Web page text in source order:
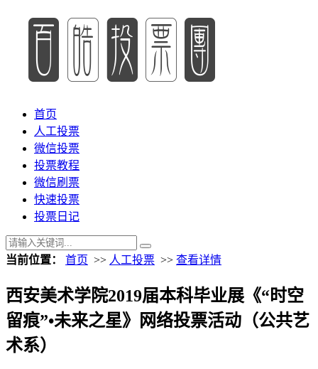
首页
人工投票
微信投票
投票教程
微信刷票
快速投票
投票日记
当前位置： 首页 >> 人工投票 >> 查看详情
西安美术学院2019届本科毕业展《“时空
留痕”•未来之星》网络投票活动（公共艺
术系）